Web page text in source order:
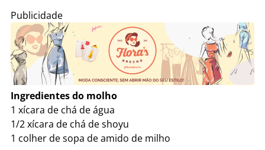
Publicidade
Ingredientes do molho
1 xícara de chá de água
1/2 xícara de chá de shoyu
1 colher de sopa de amido de milho